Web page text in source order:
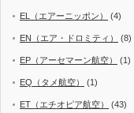
EL（エアーニッポン） (4)
EN（エア・ドロミティ） (8)
EP（アーセマーン航空） (1)
EQ（タメ航空） (1)
ET（エチオピア航空） (43)